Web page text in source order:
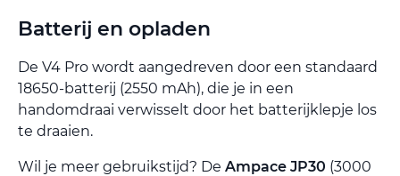
Batterij en opladen
De V4 Pro wordt aangedreven door een standaard
18650-batterij (2550 mAh), die je in een
handomdraai verwisselt door het batterijklepje los
te draaien.
Wil je meer gebruikstijd? De Ampace JP30 (3000